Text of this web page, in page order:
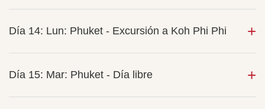
Día 14: Lun: Phuket - Excursión a Koh Phi Phi
Día 15: Mar: Phuket - Día libre